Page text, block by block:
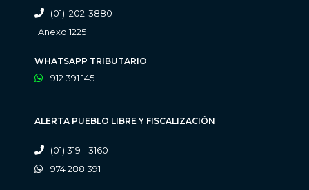
(01) 202-3880
Anexo 1225
WHATSAPP TRIBUTARIO
912 391 145
ALERTA PUEBLO LIBRE Y FISCALIZACIÓN
(01) 319 - 3160
974 288 391